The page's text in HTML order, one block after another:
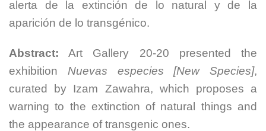
alerta de la extinción de lo natural y de la
aparición de lo transgénico.
Abstract: Art Gallery 20-20 presented the
exhibition Nuevas especies [New Species],
curated by Izam Zawahra, which proposes a
warning to the extinction of natural things and
the appearance of transgenic ones.